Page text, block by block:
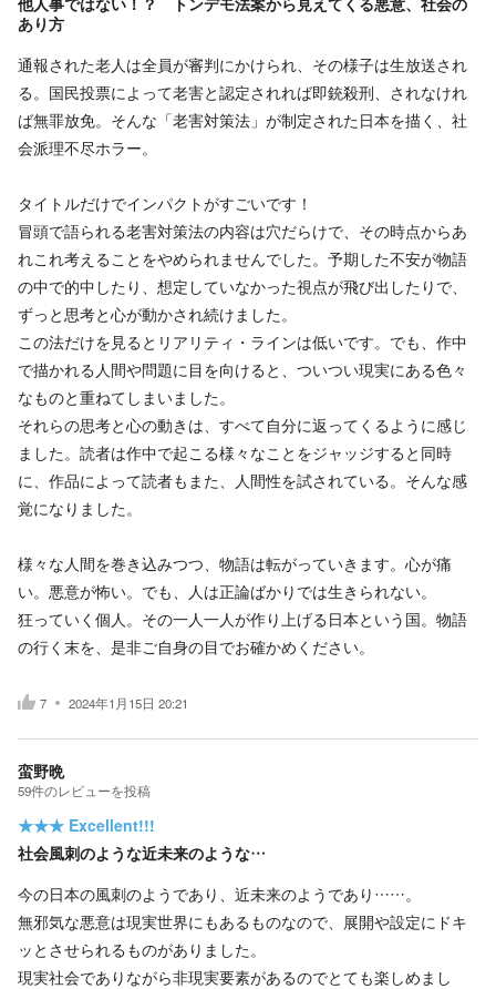
あり方
通報された老人は全員が審判にかけられ、その様子は生放送され
る。国民投票によって老害と認定されれば即銃殺刑、されなけれ
ば無罪放免。そんな「老害対策法」が制定された日本を描く、社
会派理不尽ホラー。
タイトルだけでインパクトがすごいです！
冒頭で語られる老害対策法の内容は穴だらけで、その時点からあ
れこれ考えることをやめられませんでした。予期した不安が物語
の中で的中したり、想定していなかった視点が飛び出したりで、
ずっと思考と心が動かされ続けました。
この法だけを見るとリアリティ・ラインは低いです。でも、作中
で描かれる人間や問題に目を向けると、ついつい現実にある色々
なものと重ねてしまいました。
それらの思考と心の動きは、すべて自分に返ってくるように感じ
ました。読者は作中で起こる様々なことをジャッジすると同時
に、作品によって読者もまた、人間性を試されている。そんな感
覚になりました。
様々な人間を巻き込みつつ、物語は転がっていきます。心が痛
い。悪意が怖い。でも、人は正論ばかりでは生きられない。
狂っていく個人。その一人一人が作り上げる日本という国。物語
の行く末を、是非ご自身の目でお確かめください。
7 2024年1月15日 20:21
蛮野晩
59件のレビューを投稿
★★★ Excellent!!!
社会風刺のような近未来のような…
今の日本の風刺のようであり、近未来のようであり……。
無邪気な悪意は現実世界にもあるものなので、展開や設定にドキ
ッとさせられるものがありました。
現実社会でありながら非現実要素があるのでとても楽しめまし